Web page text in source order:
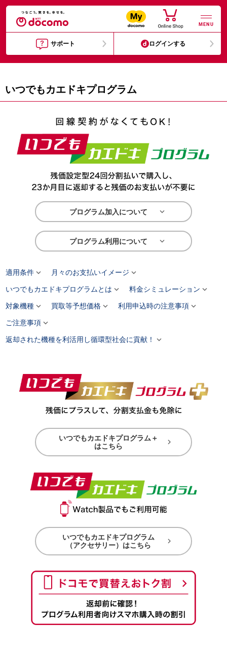
MENU
サポート ログインする
いつでもカエドキプログラム
プログラム加入について 
プログラム利用について 
適用条件 月々のお支払いイメージ 
いつでもカエドキプログラムとは  料金シミュレーション 
対象機種 買取等予想価格 利用申込時の注意事項
ご注意事項
返却された機種を利活用し循環型社会に貢献！ 
いつでもカエドキプログラム＋
はこちら

いつでもカエドキプログラム
（アクセサリー）はこちら
